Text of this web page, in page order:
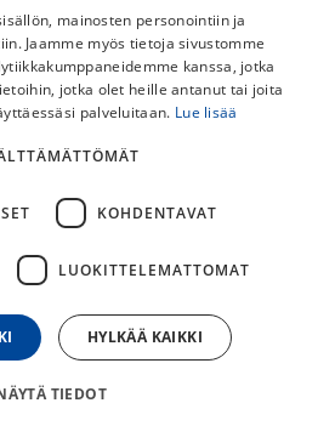
Standard
lukko
U-lukko, joka pitää pyöräsi
mainosten personointiin ja
Jaamme myös tietoja sivustomme
kanssa, jotka
jotka olet heille antanut tai joita
palveluitaan. Lue lisää
KOHDENTAVAT
LUOKITTELEMATTOMAT
HYLKÄÄ KAIKKI
TIEDOT